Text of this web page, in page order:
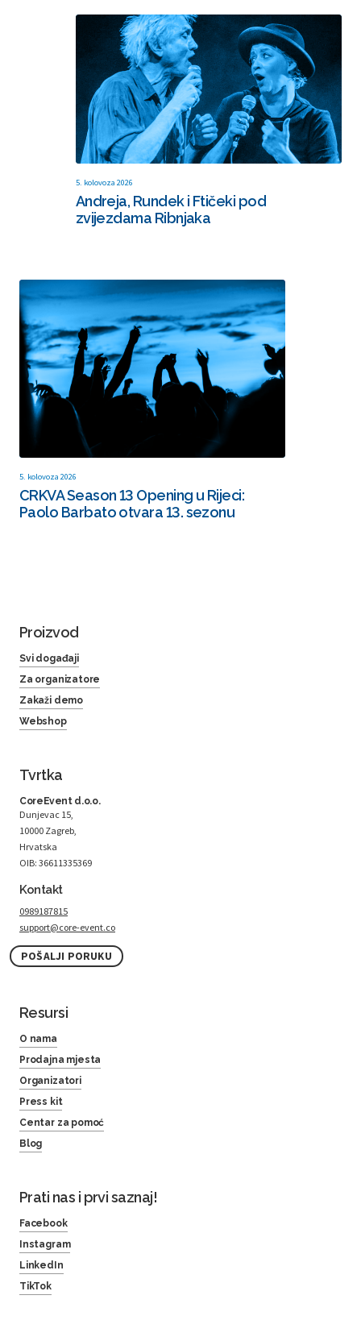
5. kolovoza 2026
Andreja, Rundek i Ftičeki pod
zvijezdama Ribnjaka
5. kolovoza 2026
CRKVA Season 13 Opening u Rijeci:
Paolo Barbato otvara 13. sezonu
Proizvod
Svi događaji
Za organizatore
Zakaži demo
Webshop
Tvrtka
CoreEvent d.o.o.
Dunjevac 15,
10000 Zagreb,
Hrvatska
OIB: 36611335369
Kontakt
0989187815
support@core-event.co
POŠALJI PORUKU
Resursi
O nama
Prodajna mjesta
Organizatori
Press kit
Centar za pomoć
Blog
Prati nas i prvi saznaj!
Facebook
Instagram
LinkedIn
TikTok